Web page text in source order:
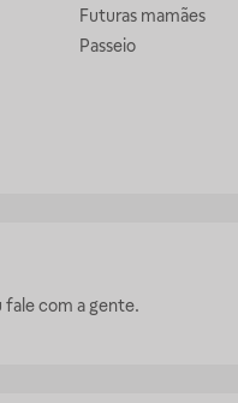
Futuras mamães
Passeio
fale com a gente.